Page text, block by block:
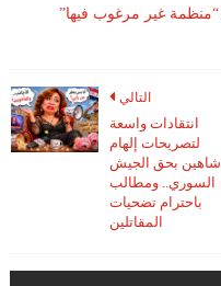
التالي
انتقادات واسعة
لتصريحات إلهام
شاهين بحق الجيش
السوري.. ومطالب
باحترام تضحيات
المقاتلين